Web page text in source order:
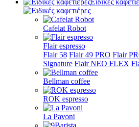
Ειδικές
Cafelat Robot
Flair espresso
Flair 58 Flair 49 PRO Flair
Signature Flair NEO FLEX
Bellman coffee
ROK espresso
La Pavoni